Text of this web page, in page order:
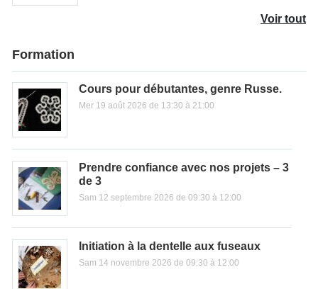
Voir tout
Formation
Cours pour débutantes, genre Russe.
Mer 19 août 2026 de 13:30 à 21:00
Prendre confiance avec nos projets – 3
de 3
Sam 12 septembre 2026 de 09:30 à 12:00
Initiation à la dentelle aux fuseaux
Sam 14 novembre 2026 de 09:30 à 12:00